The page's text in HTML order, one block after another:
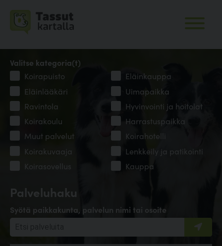
Palveluhaku
Syötä paikkakunta, palvelun nimi tai osoite
Valitse kategoria(t)
Koirapuisto
Eläinkauppa
Eläinlääkäri
Uimapaikka
Ravintola
Hyvinvointi ja hoitolat
Koirakoulu
Harrastuspaikka
Muut palvelut
Koirahotelli
Koirakuvaaja
Lenkkeily ja patikointi
Koirasovellus
Kauppa